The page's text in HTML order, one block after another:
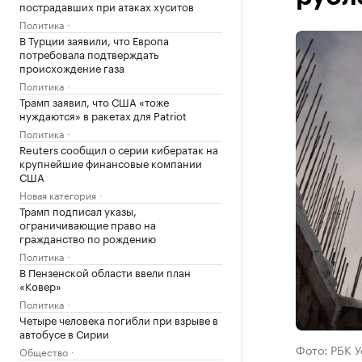
пострадавших при атаках хуситов
Политика
В Турции заявили, что Европа
потребовала подтверждать
происхождение газа
Политика
Трамп заявил, что США «тоже
нуждаются» в ракетах для Patriot
Политика
Reuters сообщил о серии кибератак на
крупнейшие финансовые компании
США
Новая категория
Трамп подписал указы,
ограничивающие право на
гражданство по рождению
Политика
В Пензенской области ввели план
«Ковер»
Политика
Четыре человека погибли при взрыве в
автобусе в Сирии
Общество Фото: РБК